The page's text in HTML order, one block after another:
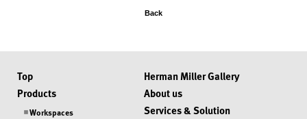
Recruit
Back
Top
Products
Workspaces
Herman Miller Gallery
About us
Services & Solution